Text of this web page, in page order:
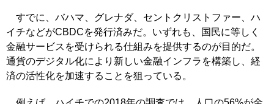
すでに、バハマ、グレナダ、セントクリストファー、ハ
イチなどがCBDCを発行済みだ。いずれも、国民に等しく
金融サービスを受けられる仕組みを提供するのが目的だ。
通貨のデジタル化により新しい金融インフラを構築し、経
済の活性化を加速することを狙っている。